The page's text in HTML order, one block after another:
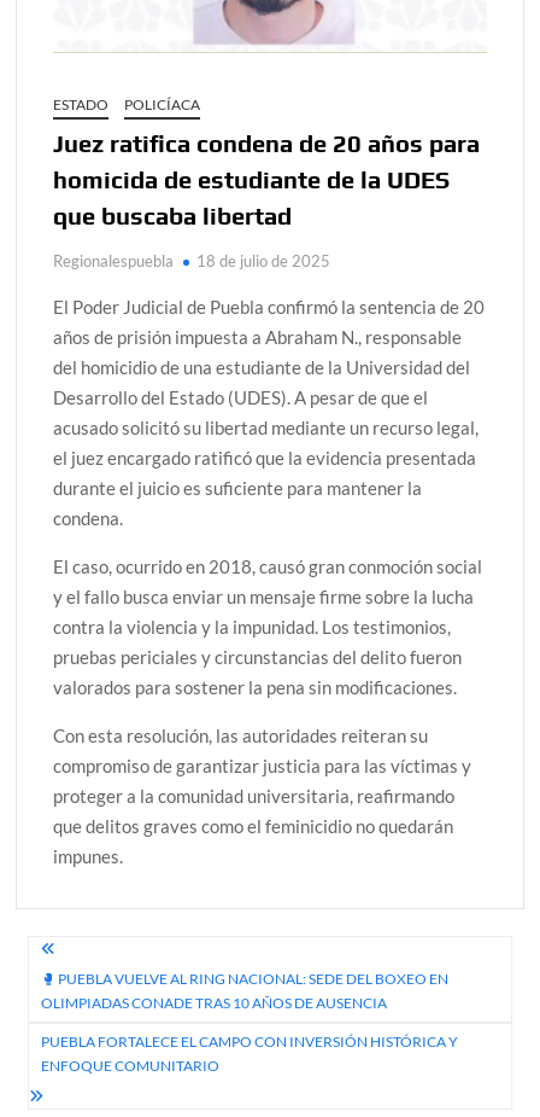
ESTADO POLICÍACA
Juez ratifica condena de 20 años para
homicida de estudiante de la UDES
que buscaba libertad
Regionalespuebla 18 de julio de 2025
El Poder Judicial de Puebla confirmó la sentencia de 20
años de prisión impuesta a Abraham N., responsable
del homicidio de una estudiante de la Universidad del
Desarrollo del Estado (UDES). A pesar de que el
acusado solicitó su libertad mediante un recurso legal,
el juez encargado ratificó que la evidencia presentada
durante el juicio es suficiente para mantener la
condena.
El caso, ocurrido en 2018, causó gran conmoción social
y el fallo busca enviar un mensaje firme sobre la lucha
contra la violencia y la impunidad. Los testimonios,
pruebas periciales y circunstancias del delito fueron
valorados para sostener la pena sin modificaciones.
Con esta resolución, las autoridades reiteran su
compromiso de garantizar justicia para las víctimas y
proteger a la comunidad universitaria, reafirmando
que delitos graves como el feminicidio no quedarán
impunes.
Navegación
de
entradas
🥊 PUEBLA VUELVE AL RING NACIONAL: SEDE DEL BOXEO EN
OLIMPIADAS CONADE TRAS 10 AÑOS DE AUSENCIA
PUEBLA FORTALECE EL CAMPO CON INVERSIÓN HISTÓRICA Y
ENFOQUE COMUNITARIO